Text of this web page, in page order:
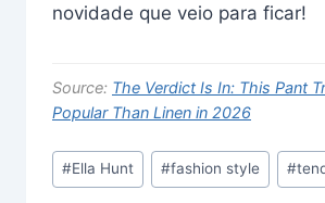
novidade que veio para ficar!
Source: The Verdict Is In: This Pant
Popular Than Linen in 2026
Post
Tags:
#Ella Hunt #fashion style #